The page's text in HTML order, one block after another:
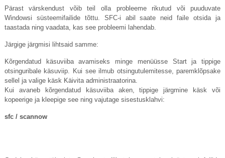
Pärast värskendust võib teil olla probleeme rikutud või puuduvate
Windowsi süsteemifailide tõttu. SFC-i abil saate neid faile otsida ja
taastada ning vaadata, kas see probleemi lahendab.
Järgige järgmisi lihtsaid samme:
Kõrgendatud käsuviiba avamiseks minge menüüsse Start ja tippige
otsinguribale käsuviip. Kui see ilmub otsingutulemitesse, paremklõpsake
sellel ja valige käsk Käivita administraatorina.
Kui avaneb kõrgendatud käsuviiba aken, tippige järgmine käsk või
kopeerige ja kleepige see ning vajutage sisestusklahvi:
sfc / scannow